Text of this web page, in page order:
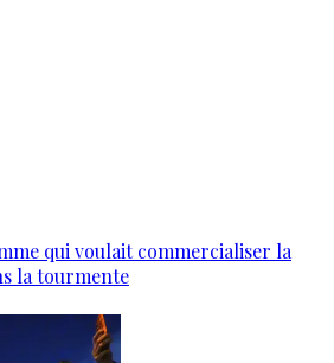
qui voulait commercialiser la
la tourmente